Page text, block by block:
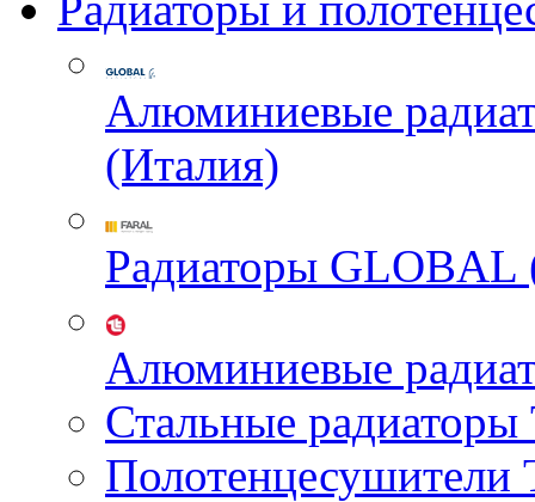
Алюминиевые
(Италия)
Радиаторы GLOBAL
Алюминиевые
Стальные